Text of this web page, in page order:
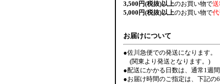
3,500円(税抜)以上のお買い物で
5,000円(税抜)以上のお買い物で
お届けについて
●佐川急便での発送になります。
(関東より発送となります。)
●配送にかかる日数は、通常1週
●お届け時間のご指定は、下記の